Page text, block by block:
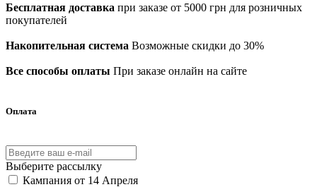
Бесплатная доставка при заказе от 5000 грн для розничных
покупателей
Накопительная система Возможные скидки до 30%
Все способы оплаты При заказе онлайн на сайте
Оплата
Выберите рассылку
Кампания от 14 Апреля